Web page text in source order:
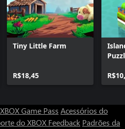
Tiny Little Farm
R$18,45
XBOX Game Pass Acessórios do
do XBOX Feedback Padrões da